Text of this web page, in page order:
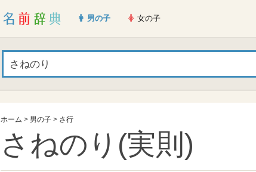
男の子 女の子
ホーム > 男の子 > さ行
さねのり(実則)